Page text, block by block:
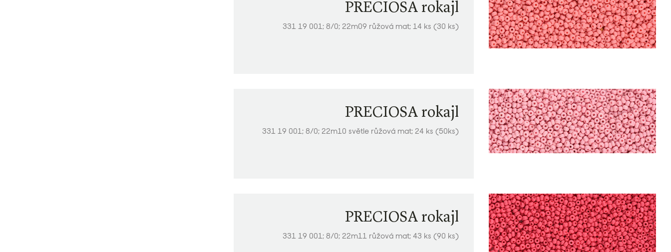
PRECIOSA rokajl
331 19 001; 8/0; 22m09 růžová mat; 14 ks (30 ks)
PRECIOSA rokajl
331 19 001; 8/0; 22m10 světle růžová mat; 24 ks (50ks)
PRECIOSA rokajl
331 19 001; 8/0; 22m11 růžová mat; 43 ks (90 ks)